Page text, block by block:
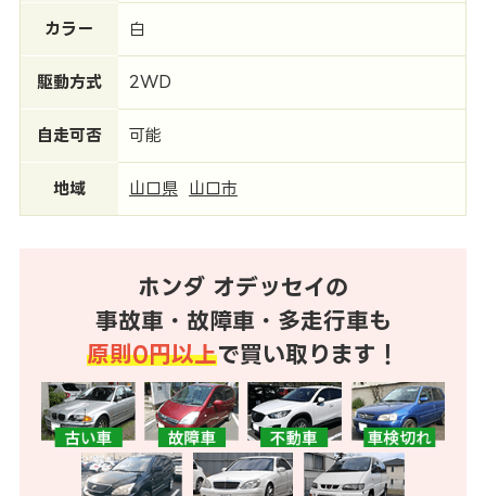
カラー 白
駆動方式 2WD
自走可否 可能
地域 山口県 山口市
ホンダ オデッセイの
事故車・故障車・多走行車も
原則0円以上で買い取ります！